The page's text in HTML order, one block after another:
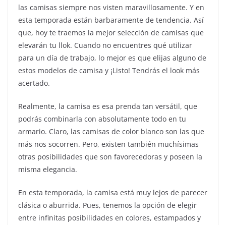
las camisas siempre nos visten maravillosamente. Y en
esta temporada están barbaramente de tendencia. Así
que, hoy te traemos la mejor selección de camisas que
elevarán tu llok. Cuando no encuentres qué utilizar
para un día de trabajo, lo mejor es que elijas alguno de
estos modelos de camisa y ¡Listo! Tendrás el look más
acertado.
Realmente, la camisa es esa prenda tan versátil, que
podrás combinarla con absolutamente todo en tu
armario. Claro, las camisas de color blanco son las que
más nos socorren. Pero, existen también muchísimas
otras posibilidades que son favorecedoras y poseen la
misma elegancia.
En esta temporada, la camisa está muy lejos de parecer
clásica o aburrida. Pues, tenemos la opción de elegir
entre infinitas posibilidades en colores, estampados y